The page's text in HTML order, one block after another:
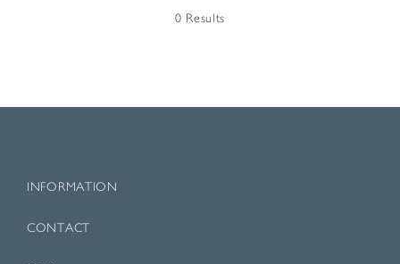
0 Results
INFORMATION
CONTACT